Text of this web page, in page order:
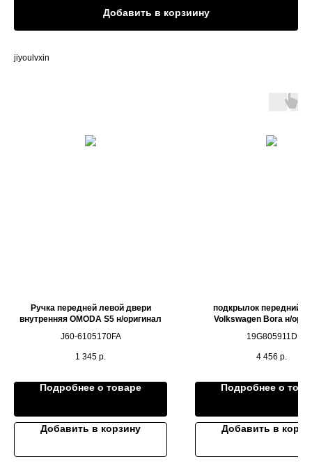
Добавить в корзиину
jiyoulvxin
Ручка передней левой двери
внутренняя OMODA S5 н/оригинал
J60-6105170FA
1 345 р.
Подробнее о товаре
Добавить в корзину
подкрылок передний
Volkswagen Bora н/
19G805911D
4 456 р.
Подробнее о
Добавить в